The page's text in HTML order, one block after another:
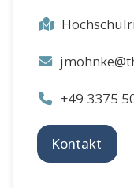
+49 3375
Kontakt